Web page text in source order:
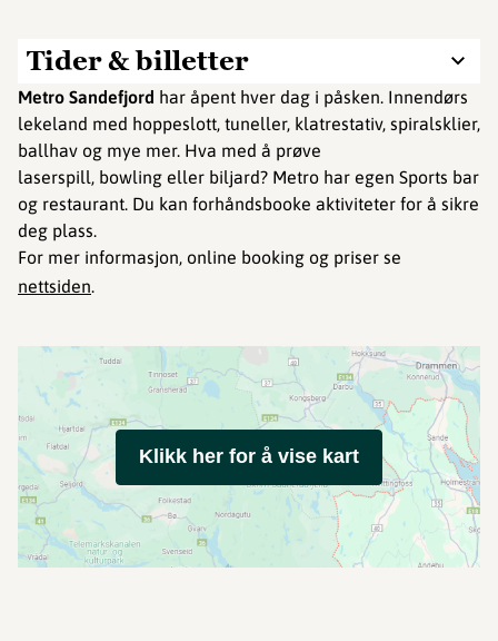
Tider & billetter
Metro Sandefjord har åpent hver dag i påsken. Innendørs
lekeland med hoppeslott, tuneller, klatrestativ, spiralsklier,
ballhav og mye mer. Hva med å prøve
laserspill, bowling eller biljard? Metro har egen Sports bar
og restaurant. Du kan forhåndsbooke aktiviteter for å sikre
deg plass.
For mer informasjon, online booking og priser se
nettsiden.
Klikk her for å vise kart